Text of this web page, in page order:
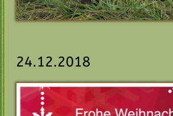
24.12.2018